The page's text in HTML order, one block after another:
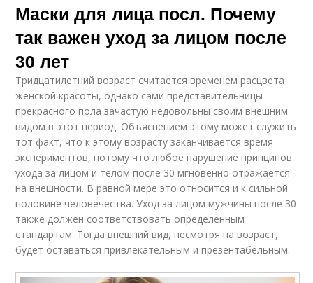
Маски для лица посл. Почему
так важен уход за лицом после
30 лет
Тридцатилетний возраст считается временем расцвета
женской красоты, однако сами представительницы
прекрасного пола зачастую недовольны своим внешним
видом в этот период. Объяснением этому может служить
тот факт, что к этому возрасту заканчивается время
экспериментов, потому что любое нарушение принципов
ухода за лицом и телом после 30 мгновенно отражается
на внешности. В равной мере это относится и к сильной
половине человечества. Уход за лицом мужчины после 30
также должен соответствовать определенным
стандартам. Тогда внешний вид, несмотря на возраст,
будет оставаться привлекательным и презентабельным.